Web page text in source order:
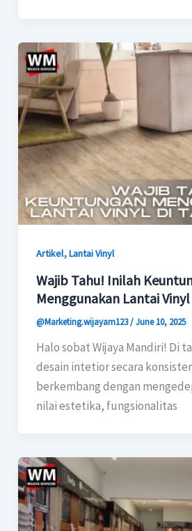
Artikel,Lantai Vinyl
Wajib Tahu! Inilah
Menggunakan Lantai
@Marketing.wijayam123/June 10, 2025
Halo sobat Wijaya Mandiri! Di
desain intetior secara
berkembang dengan
nilai estetika, fungsionalitas